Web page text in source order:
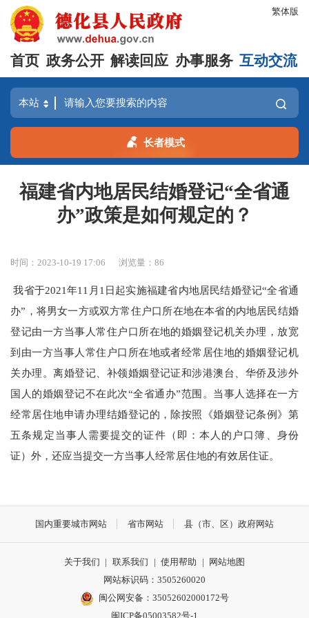
繁体版
首页 政务公开 解读回应 办事服务 互动交流
长者模式
福建省内地居民结婚登记“全省通
办”政策是如何规定的？
时间：2023-10-19 17:06 浏览量：86
我省于2021年11月1日起实施福建省内地居民结婚登记“全省通
办”，将男女一方或双方常住户口所在地在本省的内地居民结婚
登记由一方当事人常住户口所在地的婚姻登记机关办理，放宽
到由一方当事人常住户口所在地或者经常居住地的婚姻登记机
关办理。离婚登记、补领婚姻登记证和涉港澳台、华侨及涉外
国人的婚姻登记不在此次“全省通办”范围。当事人选择在一方
经常居住地申请办理结婚登记的，除按照《婚姻登记条例》第
五条规定当事人需要提交的证件（即：本人的户口簿、身份
证）外，还应当提交一方当事人经常居住地的有效居住证。
国内重要城市网站 省市网站 县（市、区）政府网站
关于我们 | 联系我们 | 使用帮助 |
网站地图
网站标识码：3505260020
闽公网安备：35052602000172号
闽ICP备05003582号-1